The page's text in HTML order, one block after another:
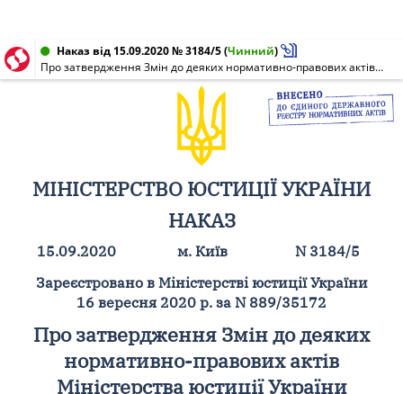
Наказ від 15.09.2020 № 3184/5(Чинний)
Про затвердження Змін до деяких нормативно-правових актів Міністерства юстиції України